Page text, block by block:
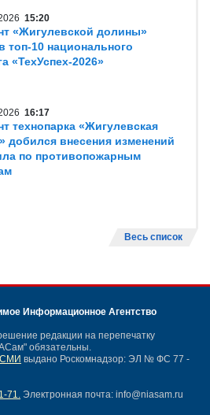
15:20
«Жигулевской долины»
топ-10 национального
«ТехУспех-2026»
16:17
технопарка «Жигулевская
добился внесения изменений
по противопожарным
Весь список
Информационное Агентство
редакции на перепечатку
обязательны.
СМИ выдано Роскомнадзор: ЭЛ № ФС 77 -
71. Электронная почта: info@niasam.ru